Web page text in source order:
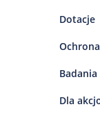
Dotacje
Dla